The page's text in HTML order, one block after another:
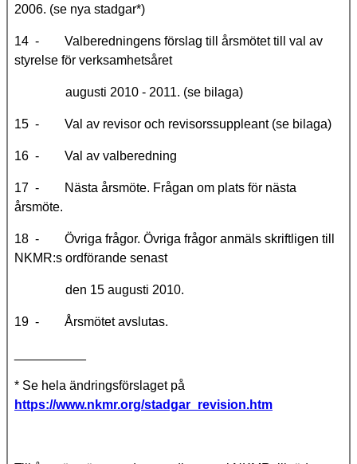
2006. (se nya stadgar*)
14 - Valberedningens förslag till årsmötet till val av
styrelse för verksamhetsåret
augusti 2010 - 2011. (se bilaga)
15 - Val av revisor och revisorssuppleant (se bilaga)
16 - Val av valberedning
17 - Nästa årsmöte. Frågan om plats för nästa
årsmöte.
18 - Övriga frågor. Övriga frågor anmäls skriftligen till
NKMR:s ordförande senast
den 15 augusti 2010.
19 - Årsmötet avslutas.
* Se hela ändringsförslaget på
https://www.nkmr.org/stadgar_revision.htm